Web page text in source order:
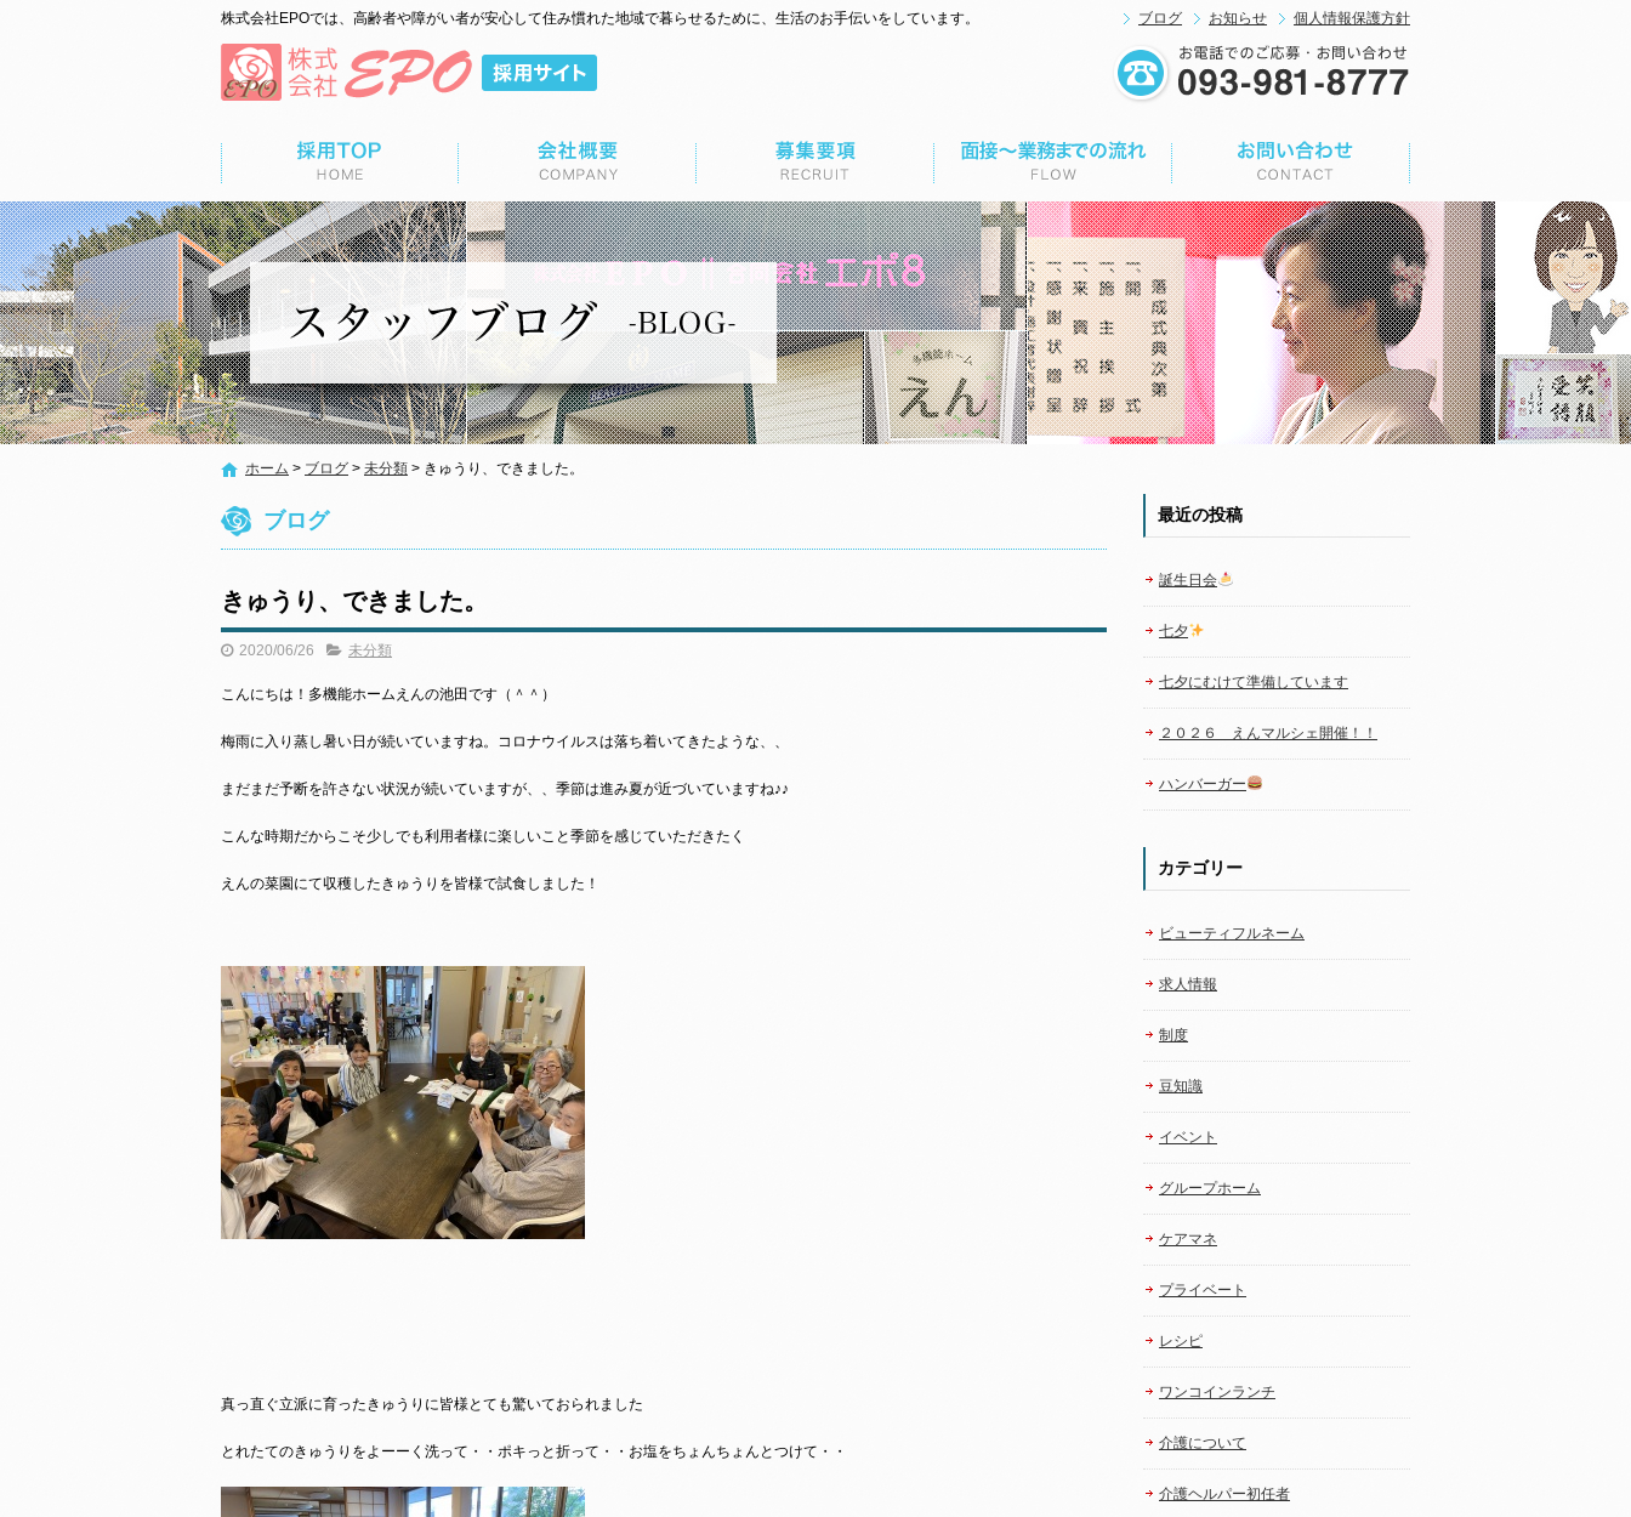
株式会社EPOでは、高齢者や障がい者が安心して住み慣れた地域で暮らせるために、生活のお手伝いをしています。 ブログ お知らせ 個人情報保護方針
会社概要 面接～業務までの流れ お問い合わせ
ホーム > ブログ > 未分類 > きゅうり、できました。
ブログ
きゅうり、できました。
2020/06/26 未分類
こんにちは！多機能ホームえんの池田です（＾＾）
梅雨に入り蒸し暑い日が続いていますね。コロナウイルスは落ち着いてきたような、、
まだまだ予断を許さない状況が続いていますが、、季節は進み夏が近づいていますね♪♪
こんな時期だからこそ少しでも利用者様に楽しいこと季節を感じていただきたく
えんの菜園にて収穫したきゅうりを皆様で試食しました！
真っ直ぐ立派に育ったきゅうりに皆様とても驚いておられました
とれたてのきゅうりをよーーく洗って・・ポキっと折って・・お塩をちょんちょんとつけて・・
最近の投稿
誕生日会
七夕
七夕にむけて準備しています
２０２６ えんマルシェ開催！！
ハンバーガー
カテゴリー
ビューティフルネーム
求人情報
制度
豆知識
イベント
グループホーム
ケアマネ
プライベート
レシピ
ワンコインランチ
介護について
介護ヘルパー初任者